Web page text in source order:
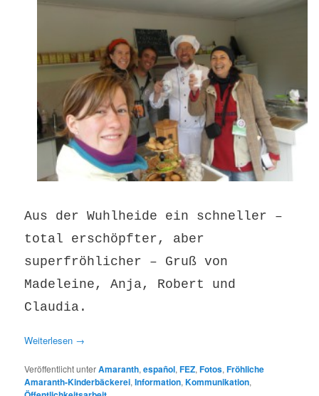
Aus der Wuhlheide ein schneller –
total erschöpfter, aber
superfröhlicher – Gruß von
Madeleine, Anja, Robert und
Claudia.
Weiterlesen →
Veröffentlicht unterAmaranth,español,FEZ,Fotos,Fröhliche
Amaranth-Kinderbäckerei,Information,Kommunikation,